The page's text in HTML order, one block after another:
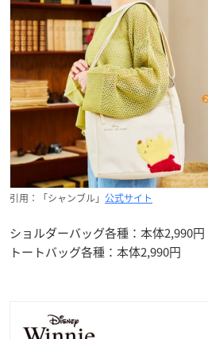
引用：「シャンブル」 公式サイト
ショルダーバッグ各種：本体2,990円
トートバッグ各種：本体2,990円